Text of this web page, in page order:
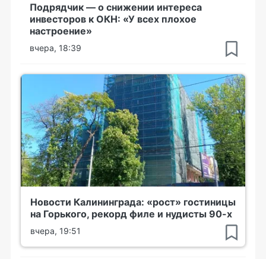
Подрядчик — о снижении интереса
инвесторов к ОКН: «У всех плохое
настроение»
вчера, 18:39
Новости Калининграда: «рост» гостиницы
на Горького, рекорд филе и нудисты 90-х
вчера, 19:51